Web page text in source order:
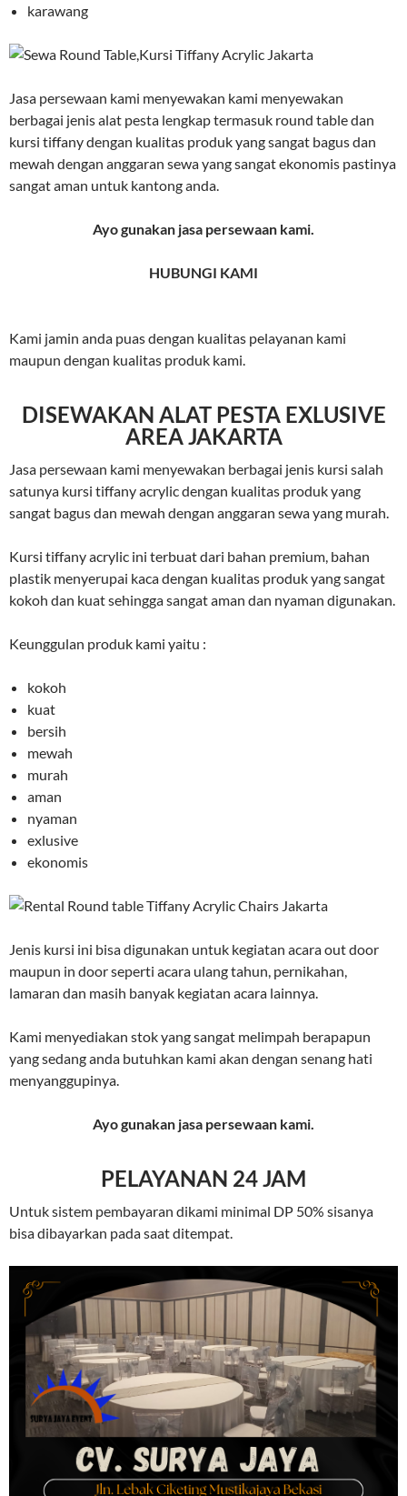
karawang
Jasa persewaan kami menyewakan kami menyewakan
berbagai jenis alat pesta lengkap termasuk round table dan
kursi tiffany dengan kualitas produk yang sangat bagus dan
mewah dengan anggaran sewa yang sangat ekonomis pastinya
sangat aman untuk kantong anda.
Ayo gunakan jasa persewaan kami.
HUBUNGI KAMI
Kami jamin anda puas dengan kualitas pelayanan kami
maupun dengan kualitas produk kami.
DISEWAKAN ALAT PESTA EXLUSIVE
AREA JAKARTA
Jasa persewaan kami menyewakan berbagai jenis kursi salah
satunya kursi tiffany acrylic dengan kualitas produk yang
sangat bagus dan mewah dengan anggaran sewa yang murah.
Kursi tiffany acrylic ini terbuat dari bahan premium, bahan
plastik menyerupai kaca dengan kualitas produk yang sangat
kokoh dan kuat sehingga sangat aman dan nyaman digunakan.
Keunggulan produk kami yaitu :
kokoh
kuat
bersih
mewah
murah
aman
nyaman
exlusive
ekonomis
Jenis kursi ini bisa digunakan untuk kegiatan acara out door
maupun in door seperti acara ulang tahun, pernikahan,
lamaran dan masih banyak kegiatan acara lainnya.
Kami menyediakan stok yang sangat melimpah berapapun
yang sedang anda butuhkan kami akan dengan senang hati
menyanggupinya.
Ayo gunakan jasa persewaan kami.
PELAYANAN 24 JAM
Untuk sistem pembayaran dikami minimal DP 50% sisanya
bisa dibayarkan pada saat ditempat.